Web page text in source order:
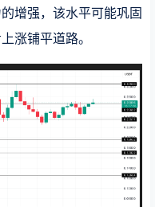
增强，该水平可能巩固
涨铺平道路。